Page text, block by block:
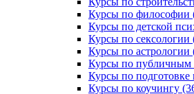
Курсы по философии
Курсы по детской
Курсы по сексологии
Курсы по астрологии
Курсы по публичным
Курсы по подготовке
Курсы по коучингу